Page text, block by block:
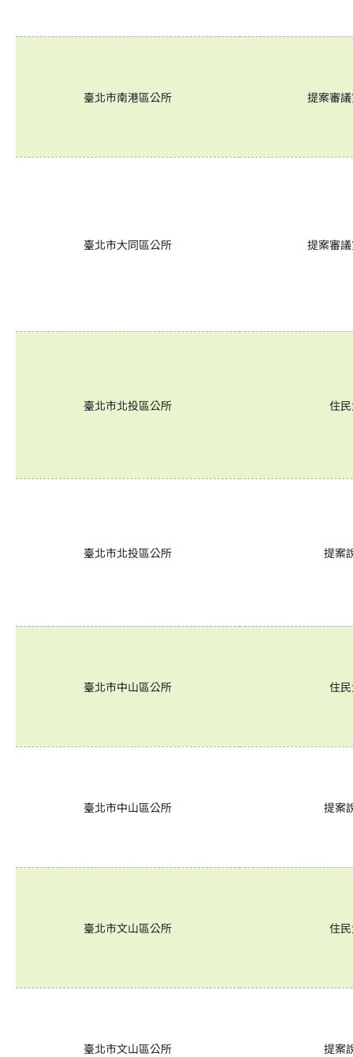
臺北市南港區公所 提案審
臺北市大同區公所 提案審
臺北市北投區公所 住
臺北市北投區公所 提案
臺北市中山區公所 住
臺北市中山區公所 提案
臺北市文山區公所 住
臺北市文山區公所 提案